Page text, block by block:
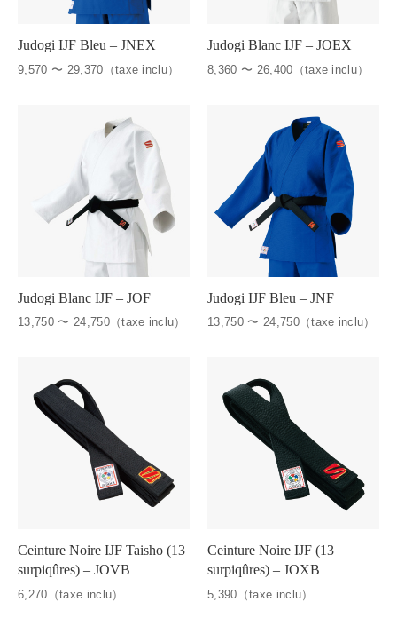
Judogi IJF Bleu – JNEX
9,570 〜 29,370（taxe inclu）
Judogi Blanc IJF – JOEX
8,360 〜 26,400（taxe inclu）
Judogi Blanc IJF – JOF
13,750 〜 24,750（taxe inclu）
Judogi IJF Bleu – JNF
13,750 〜 24,750（taxe inclu）
Ceinture Noire IJF Taisho (13
surpiqûres) – JOVB
6,270（taxe inclu）
Ceinture Noire IJF (13
surpiqûres) – JOXB
5,390（taxe inclu）